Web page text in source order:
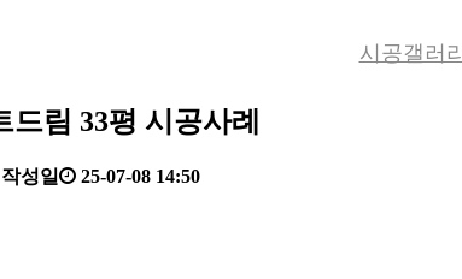
시공갤러리
림 33평 시공사례
작성일 25-07-08 14:50